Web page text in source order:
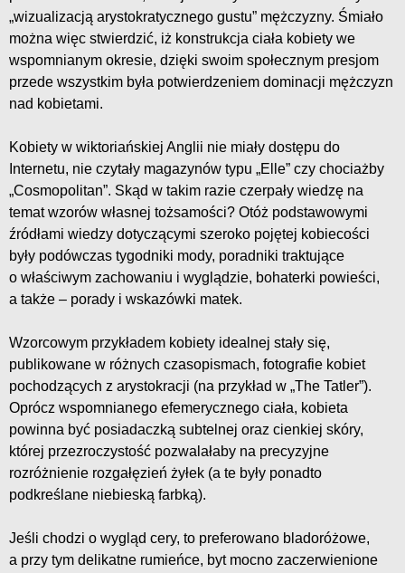
„wizualizacją arystokratycznego gustu” mężczyzny. Śmiało
można więc stwierdzić, iż konstrukcja ciała kobiety we
wspomnianym okresie, dzięki swoim społecznym presjom
przede wszystkim była potwierdzeniem dominacji mężczyzn
nad kobietami.
Kobiety w wiktoriańskiej Anglii nie miały dostępu do
Internetu, nie czytały magazynów typu „Elle” czy chociażby
„Cosmopolitan”. Skąd w takim razie czerpały wiedzę na
temat wzorów własnej tożsamości? Otóż podstawowymi
źródłami wiedzy dotyczącymi szeroko pojętej kobiecości
były podówczas tygodniki mody, poradniki traktujące
o właściwym zachowaniu i wyglądzie, bohaterki powieści,
a także – porady i wskazówki matek.
Wzorcowym przykładem kobiety idealnej stały się,
publikowane w różnych czasopismach, fotografie kobiet
pochodzących z arystokracji (na przykład w „The Tatler”).
Oprócz wspomnianego efemerycznego ciała, kobieta
powinna być posiadaczką subtelnej oraz cienkiej skóry,
której przezroczystość pozwalałaby na precyzyjne
rozróżnienie rozgałęzień żyłek (a te były ponadto
podkreślane niebieską farbką).
Jeśli chodzi o wygląd cery, to preferowano bladoróżowe,
a przy tym delikatne rumieńce, byt mocno zaczerwienione